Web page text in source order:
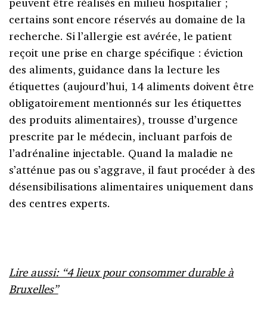
certains sont encore réservés au domaine de la
recherche. Si l’allergie est avérée, le patient
reçoit une prise en charge spécifique : éviction
des aliments, guidance dans la lecture les
étiquettes (aujourd’hui, 14 aliments doivent être
obligatoirement mentionnés sur les étiquettes
des produits alimentaires), trousse d’urgence
prescrite par le médecin, incluant parfois de
l’adrénaline injectable. Quand la maladie ne
s’atténue pas ou s’aggrave, il faut procéder à des
désensibilisations alimentaires uniquement dans
des centres experts.
Lire aussi: “4 lieux pour consommer durable à
Bruxelles”